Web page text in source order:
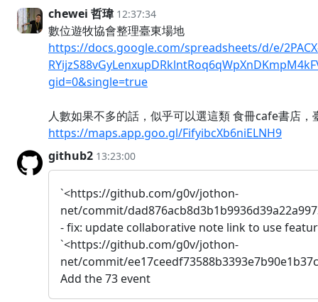
chewei 哲瑋 12:37:34
數位遊牧協會整理臺東場地
https://docs.google.com/spreadsheets/d/e/
gid=0&single=true
人數如果不多的話，似乎可以選這類 食冊cafe書店
https://maps.app.goo.gl/FifyibcXb6niELNH9
github2 13:23:00
`<https://github.com/g0v/jothon-
net/commit/
- fix: update collaborative note link to use
`<https://github.com/g0v/jothon-
net/commit/
Add the 73 event